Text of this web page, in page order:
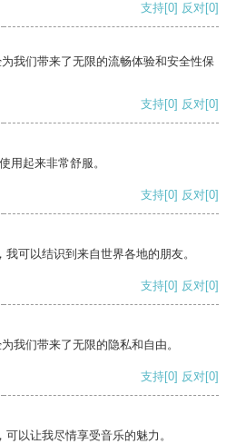
支持[0] 反对[0]
我们带来了无限的流畅体验和安全性保
支持[0] 反对[0]
用起来非常舒服。
支持[0] 反对[0]
可以结识到来自世界各地的朋友。
支持[0] 反对[0]
我们带来了无限的隐私和自由。
支持[0] 反对[0]
以让我尽情享受音乐的魅力。